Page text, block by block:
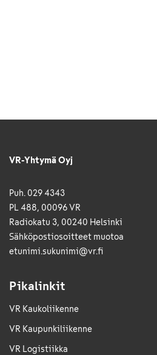
VR-Yhtymä Oyj
Puh. 029 4343
PL 488, 00096 VR
Radiokatu 3, 00240 Helsinki
Sähkö­posti­osoitteet muotoa
etunimi.sukunimi@vr.fi
Pikalinkit
VR Kaukoliikenne
VR Kaupunkiliikenne
VR Logistiikka